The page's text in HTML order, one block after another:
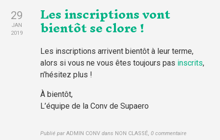
29
JAN
2019
Les inscriptions vont
bientôt se clore !
Les inscriptions arrivent bientôt à leur terme,
alors si vous ne vous êtes toujours pas inscrits,
n’hésitez plus !
À bientôt,
L’équipe de la Conv de Supaero
Publié par ADMIN CONV dans NON CLASSÉ,0 commentaire